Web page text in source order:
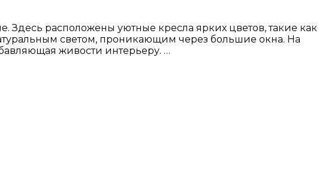
Здесь расположены уютные кресла ярких цветов, такие как
светом, проникающим через большие окна. На
живости интерьеру. …